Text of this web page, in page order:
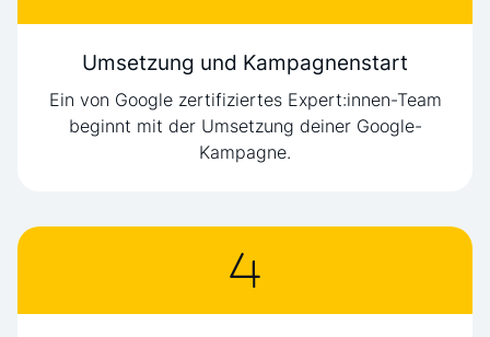
Umsetzung und Kampagnenstart
Ein von Google zertifiziertes Expert:innen-Team
beginnt mit der Umsetzung deiner Google-
Kampagne.